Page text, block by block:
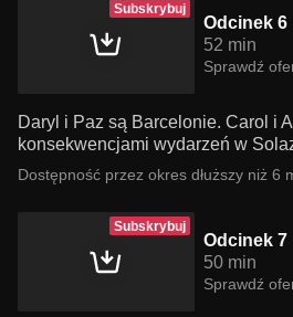
Subskrybuj
Odcinek 6
52 min
Sprawdź
Daryl i Paz są Barcelonie. Carol i
konsekwencjami wydarzeń w
Dostępność przez okres dłuższy niż 6
Subskrybuj
Odcinek 7
50 min
Sprawdź